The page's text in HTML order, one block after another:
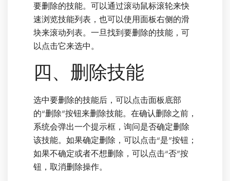
要删除的技能。可以通过滚动鼠标滚轮来快
速浏览技能列表，也可以使用面板右侧的滑
块来滚动列表。一旦找到要删除的技能，可
以点击它来选中。
四、删除技能
选中要删除的技能后，可以点击面板底部
的“删除”按钮来删除技能。在确认删除之前，
系统会弹出一个提示框，询问是否确定删除
该技能。如果确定删除，可以点击“是”按钮；
如果不确定或者不想删除，可以点击“否”按
钮，取消删除操作。